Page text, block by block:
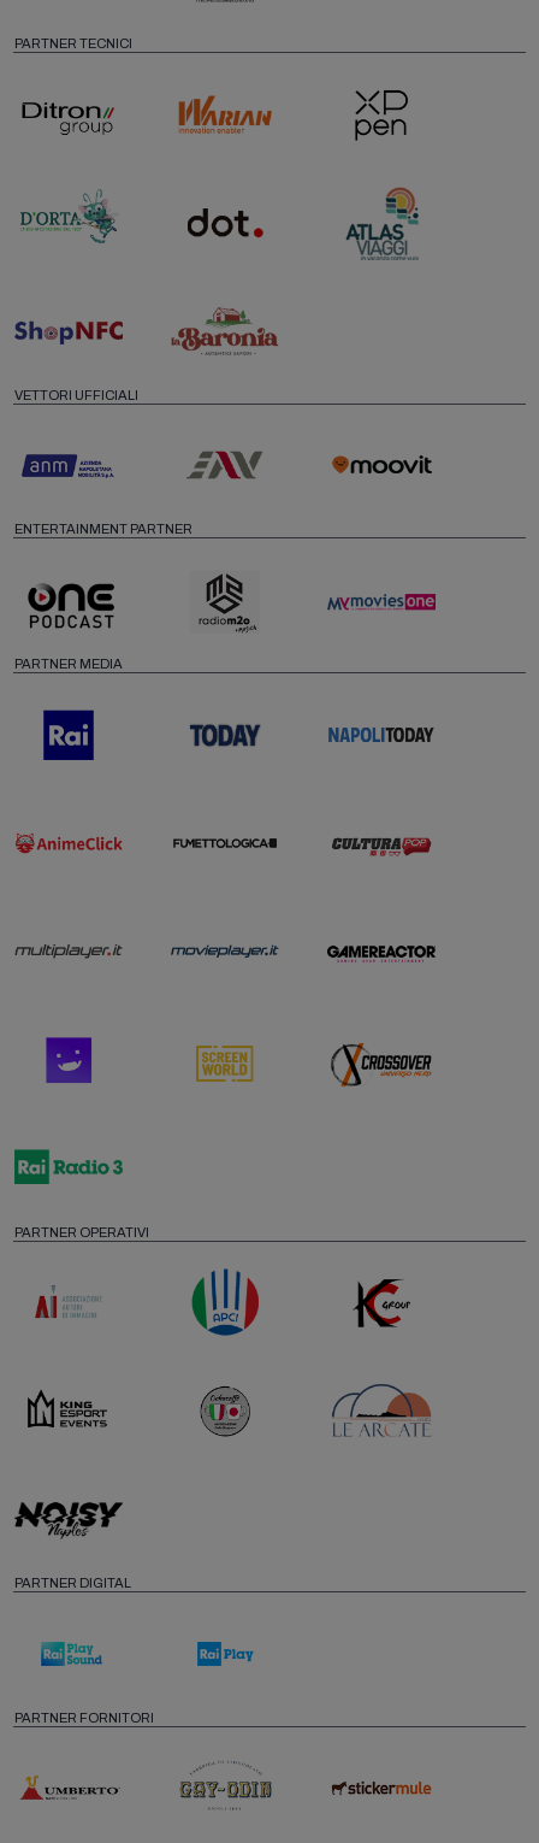
PARTNER TECNICI
VETTORI UFFICIALI
ENTERTAINMENT PARTNER
PARTNER MEDIA
PARTNER OPERATIVI
PARTNER DIGITAL
PARTNER FORNITORI